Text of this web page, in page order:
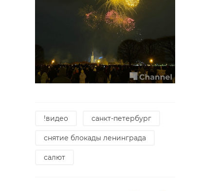
!видео санкт-петербург
снятие блокады ленинграда
салют